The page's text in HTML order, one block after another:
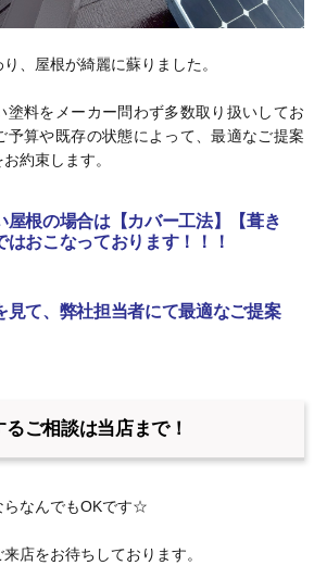
、屋根が綺麗に蘇りました。
塗料をメーカー問わず多数取り扱いしてお
予算や既存の状態によって、最適なご提案
約束します。
屋根の場合は【カバー工法】【葺き
おこなっております！！！
見て、弊社担当者にて最適なご提案
ご相談は当店まで！
らなんでもOKです☆
店をお待ちしております。